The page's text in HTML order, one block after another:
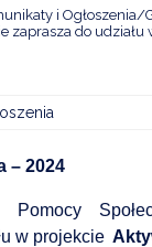
i Ogłoszenia
zaprasza do
– 2024
Pomocy
w projekcie